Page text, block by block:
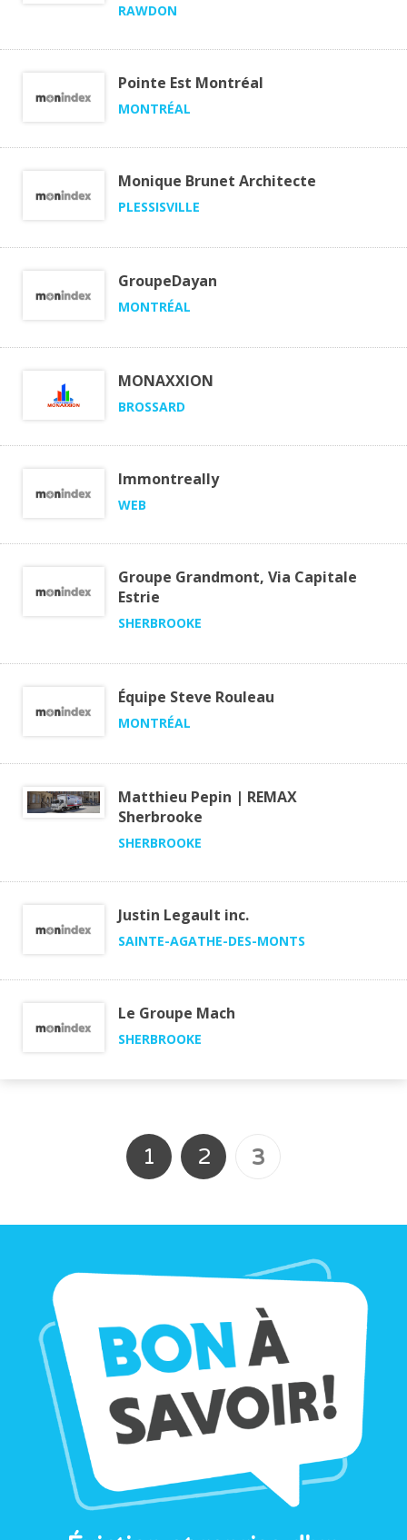
RAWDON
Pointe Est Montréal
MONTRÉAL
Monique Brunet Architecte
PLESSISVILLE
GroupeDayan
MONTRÉAL
MONAXXION
BROSSARD
Immontreally
WEB
Groupe Grandmont, Via Capitale
Estrie
SHERBROOKE
Équipe Steve Rouleau
MONTRÉAL
Matthieu Pepin | REMAX
Sherbrooke
SHERBROOKE
Justin Legault inc.
SAINTE-AGATHE-DES-MONTS
Le Groupe Mach
SHERBROOKE
1 2 3